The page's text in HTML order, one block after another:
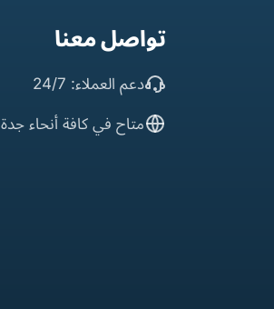
تواصل معنا
دعم العملاء: 24/7
متاح في كافة أنحاء جدة